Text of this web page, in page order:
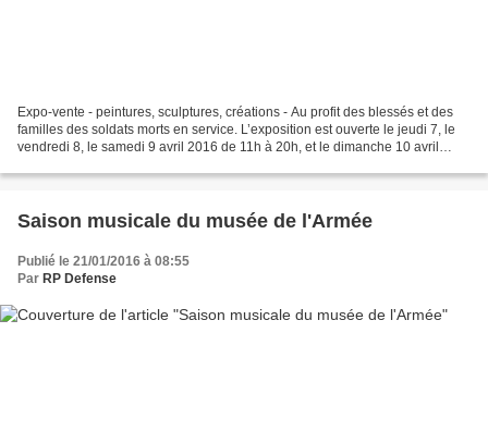
Expo-vente - peintures, sculptures, créations - Au profit des blessés et des
familles des soldats morts en service. L’exposition est ouverte le jeudi 7, le
vendredi 8, le samedi 9 avril 2016 de 11h à 20h, et le dimanche 10 avril
Saison musicale du musée de l'Armée
Publié le 21/01/2016 à 08:55
Par RP Defense